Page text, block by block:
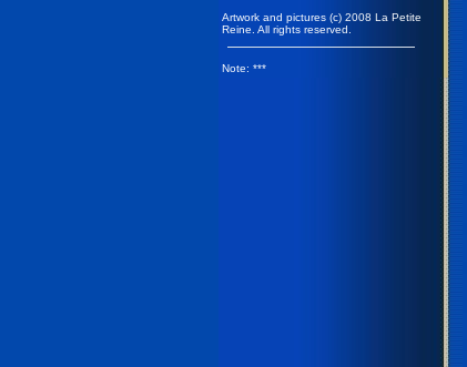
Artwork and pictures (c) 2008 La Petite
Reine. All rights reserved.
Note: ***